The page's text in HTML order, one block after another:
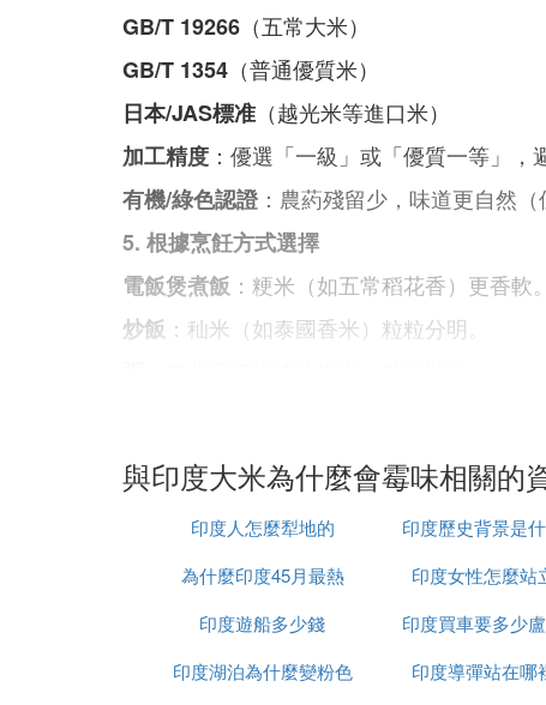
GB/T 19266 （五常大米）
GB/T 1354 （普通優質米）
日本/JAS標准 （越光米等進口米）
加工精度 ：優選「一級」或「優質一等」，
有機/綠色認證 ：農葯殘留少，味道更自然（
5. 根據烹飪方式選擇
電飯煲煮飯 ：粳米（如五常稻花香）更香軟。
炒飯 ：秈米（如泰國香米）粒粒分明。
❌ 顏色過白（可能漂白）或碎米多的不要買。
❌ 散裝米慎選（易氧化，新鮮度難保證）。
❌ 價格過低的大米可能摻陳米。
：喜歡軟糯選東北粳米，偏愛清香選
❷ 怎樣挑選好吃的大米呢
挑選好吃的大米可以從以下幾個方面入手：
與印度大米為什麼會霉味相關的
印度人怎麼犁地的 印度歷史背景是
為什麼印度45月最熱
印度女性怎麼站
印度遊船多少錢 印度買車要多少
印度湖泊為什麼變粉色 印度導彈站在哪